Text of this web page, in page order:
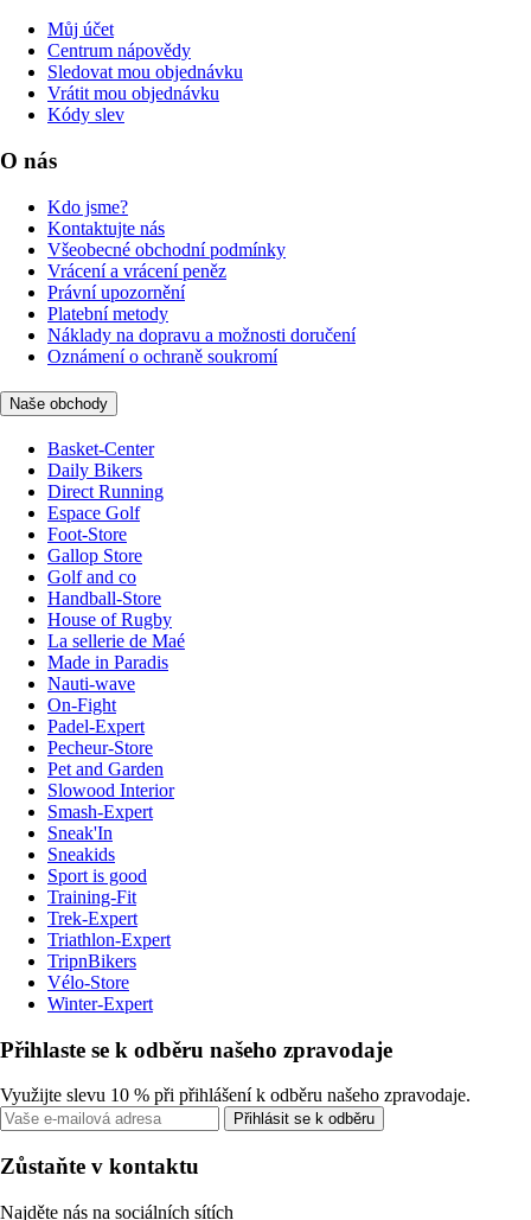
Můj účet
Centrum nápovědy
Sledovat mou objednávku
Vrátit mou objednávku
Kódy slev
O nás
Kdo jsme?
Kontaktujte nás
Všeobecné obchodní podmínky
Vrácení a vrácení peněz
Právní upozornění
Platební metody
Náklady na dopravu a možnosti doručení
Oznámení o ochraně soukromí
Naše obchody
Basket-Center
Daily Bikers
Direct Running
Espace Golf
Foot-Store
Gallop Store
Golf and co
Handball-Store
House of Rugby
La sellerie de Maé
Made in Paradis
Nauti-wave
On-Fight
Padel-Expert
Pecheur-Store
Pet and Garden
Slowood Interior
Smash-Expert
Sneak'In
Sneakids
Sport is good
Training-Fit
Trek-Expert
Triathlon-Expert
TripnBikers
Vélo-Store
Winter-Expert
Přihlaste se k odběru našeho zpravodaje
Využijte slevu 10 % při přihlášení k odběru našeho zpravodaje.
Přihlásit se k odběru
Zůstaňte v kontaktu
Najděte nás na sociálních sítích